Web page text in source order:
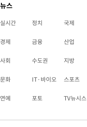
뉴스
실시간 정치 국제
경제 금융 산업
사회 수도권 지방
문화 IT·바이오 스포츠
연예 포토 TV뉴시스